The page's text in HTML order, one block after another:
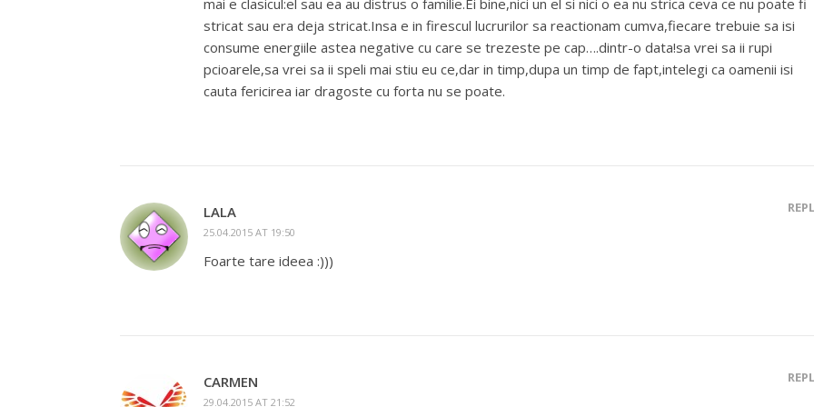
stricat sau era deja stricat.Insa e in firescul lucrurilor sa reactionam cumva,fiecare trebuie sa isi
consume energiile astea negative cu care se trezeste pe cap….dintr-o data!sa vrei sa ii rupi
pcioarele,sa vrei sa ii speli mai stiu eu ce,dar in timp,dupa un timp de fapt,intelegi ca oamenii isi
cauta fericirea iar dragoste cu forta nu se poate.
LALA
25.04.2015 AT 19:50
Foarte tare ideea :)))
CARMEN
29.04.2015 AT 21:52